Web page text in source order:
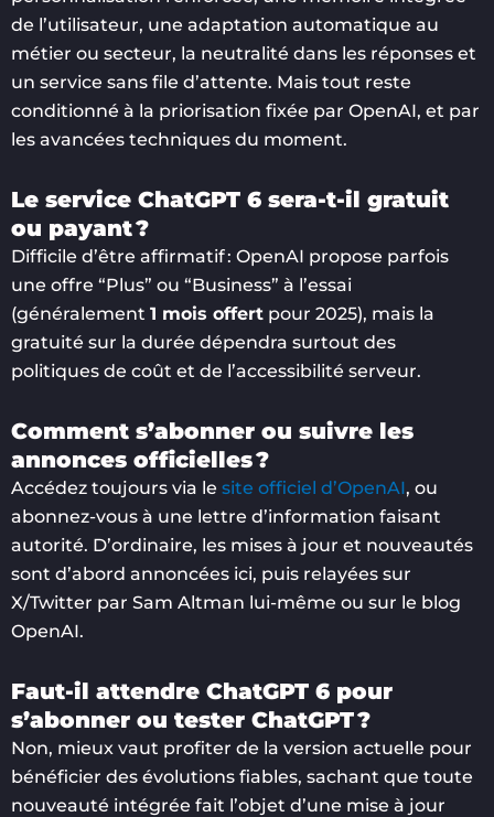
de l’utilisateur, une adaptation automatique au
métier ou secteur, la neutralité dans les réponses et
un service sans file d’attente. Mais tout reste
conditionné à la priorisation fixée par OpenAI, et par
les avancées techniques du moment.
Le service ChatGPT 6 sera-t-il gratuit
ou payant ?
Difficile d’être affirmatif : OpenAI propose parfois
une offre “Plus” ou “Business” à l’essai
(généralement 1 mois offert pour 2025), mais la
gratuité sur la durée dépendra surtout des
politiques de coût et de l’accessibilité serveur.
Comment s’abonner ou suivre les
annonces officielles ?
Accédez toujours via le site officiel d’OpenAI, ou
abonnez-vous à une lettre d’information faisant
autorité. D’ordinaire, les mises à jour et nouveautés
sont d’abord annoncées ici, puis relayées sur
X/Twitter par Sam Altman lui-même ou sur le blog
OpenAI.
Faut-il attendre ChatGPT 6 pour
s’abonner ou tester ChatGPT ?
Non, mieux vaut profiter de la version actuelle pour
bénéficier des évolutions fiables, sachant que toute
nouveauté intégrée fait l’objet d’une mise à jour